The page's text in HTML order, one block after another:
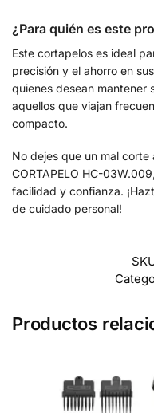
¿Para quién es este
Este cortapelos es ideal
precisión y el ahorro en
quienes desean mantener
aquellos que viajan
compacto.
No dejes que un mal corte
CORTAPELO HC-
facilidad y confianza.
de cuidado personal!
Productos